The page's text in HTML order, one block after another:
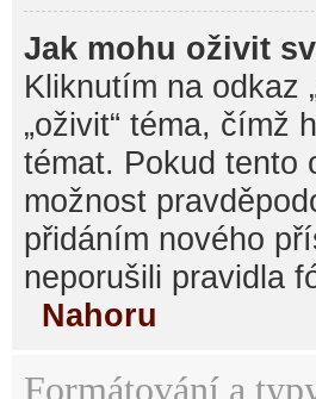
Jak mohu oživit
Kliknutím na odkaz
„oživit“ téma, čímž
témat. Pokud tento
možnost
přidáním nového
neporušili pravidla
Nahoru
Formátování a